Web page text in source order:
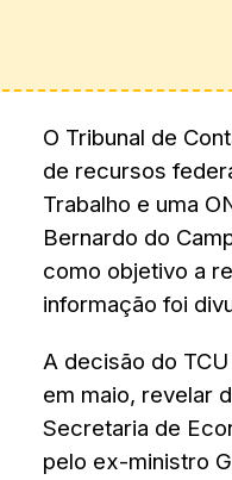
O Tribunal de
de recursos
Trabalho e uma
Bernardo do
como objetivo a
informação foi
A decisão do
em maio, revelar
Secretaria de
pelo ex-ministro